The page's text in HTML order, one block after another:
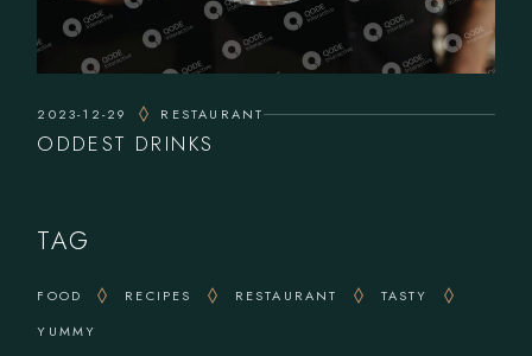
2023-12-29 RESTAURANT
ODDEST DRINKS
TAG
FOOD RECIPES RESTAURANT
TASTY
YUMMY